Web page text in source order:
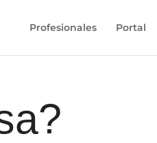
Profesionales Portal